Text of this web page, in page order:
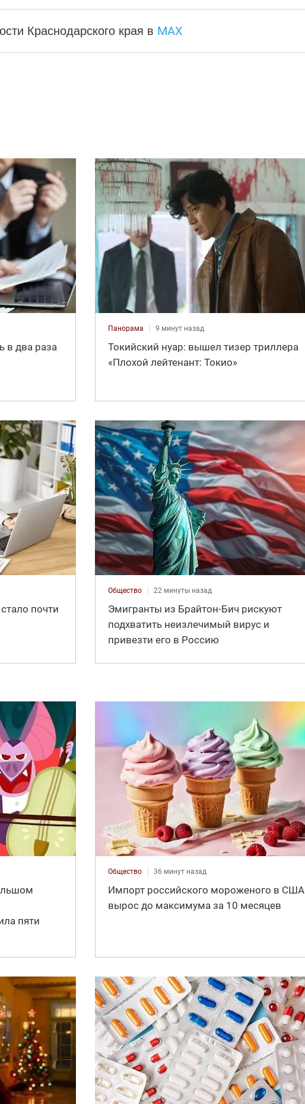
Краснодарского края в MAX
в два раза
Панорама 9 минут назад
Токийский нуар: вышел тизер триллера
«Плохой лейтенант: Токио»
почти
Общество 22 минуты назад
Эмигранты из Брайтон-Бич рискуют
подхватить неизлечимый вирус и
привезти его в Россию
пяти
Общество 36 минут назад
Импорт российского мороженого в США
вырос до максимума за 10 месяцев